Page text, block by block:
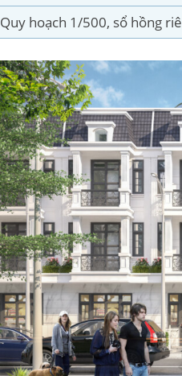
Quy hoạch 1/500, sổ hồng